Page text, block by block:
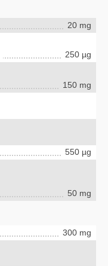
20 mg
250 µg
150 mg
550 µg
50 mg
300 mg